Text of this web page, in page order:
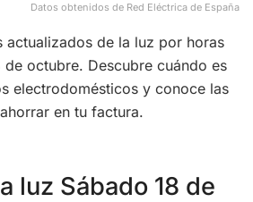
Datos obtenidos de Red Eléctrica de España
actualizados de la luz por horas
de octubre. Descubre cuándo es
electrodomésticos y conoce las
en tu factura.
luz Sábado 18 de